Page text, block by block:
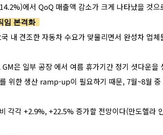
에서 QoQ 매출액 감소가 크게 나타났을 것으
임 본격화
내 견조한 자동차 수요가 맞물리면서 완성차 업
은 일부 공장 에서 여름 휴가기간 정기 셧다운을
위한 생산 ramp-up이 필요하기 때문, 7월~8월 중
각각 +2.9%, +22.5% 증가할 전망이다(만도헬라